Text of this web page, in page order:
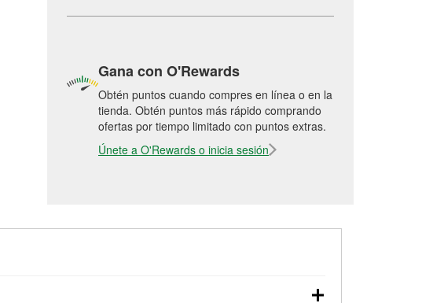
Gana con O'Rewards
Obtén puntos cuando compres en línea o en la
tienda. Obtén puntos más rápido comprando
ofertas por tiempo limitado con puntos extras.
Únete a O'Rewards o inicia sesión